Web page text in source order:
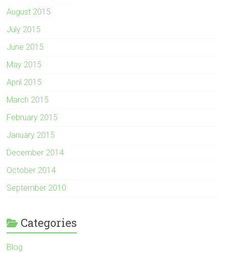
August 2015
July 2015
June 2015
May 2015
April 2015
March 2015
February 2015
January 2015
December 2014
October 2014
September 2010
Categories
Blog